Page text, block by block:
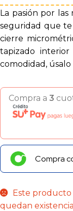
La pasión por
seguridad que te
cierre
tapizado
comodidad,
Compra a 3
Compra
Este
quedan